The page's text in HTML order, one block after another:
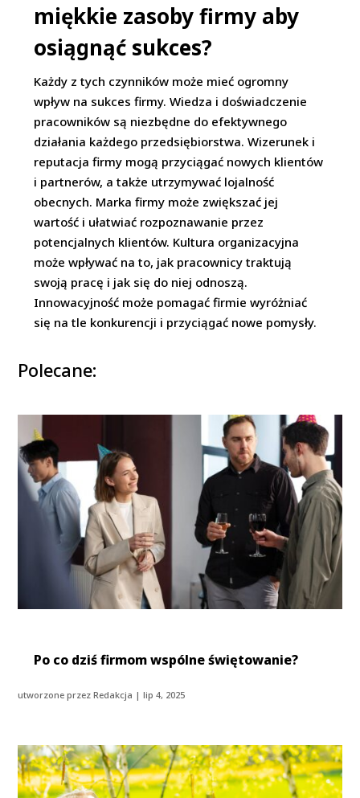
miękkie zasoby firmy aby
osiągnąć sukces?
Każdy z tych czynników może mieć ogromny
wpływ na sukces firmy. Wiedza i doświadczenie
pracowników są niezbędne do efektywnego
działania każdego przedsiębiorstwa. Wizerunek i
reputacja firmy mogą przyciągać nowych klientów
i partnerów, a także utrzymywać lojalność
obecnych. Marka firmy może zwiększać jej
wartość i ułatwiać rozpoznawanie przez
potencjalnych klientów. Kultura organizacyjna
może wpływać na to, jak pracownicy traktują
swoją pracę i jak się do niej odnoszą.
Innowacyjność może pomagać firmie wyróżniać
się na tle konkurencji i przyciągać nowe pomysły.
Polecane:
Po co dziś firmom wspólne świętowanie?
utworzone przezRedakcja |lip 4, 2025